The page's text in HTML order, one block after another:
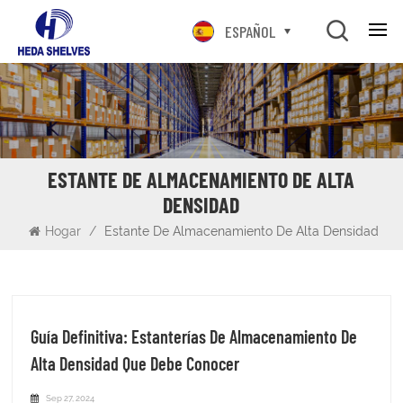
ESPAÑOL
ESTANTE DE ALMACENAMIENTO DE ALTA
DENSIDAD
Hogar / Estante De Almacenamiento De Alta Densidad
Guía Definitiva: Estanterías De Almacenamiento De
Alta Densidad Que Debe Conocer
Sep 27, 2024